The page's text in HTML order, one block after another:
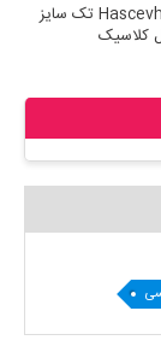
قهوه جوش Hascevher تک سایز